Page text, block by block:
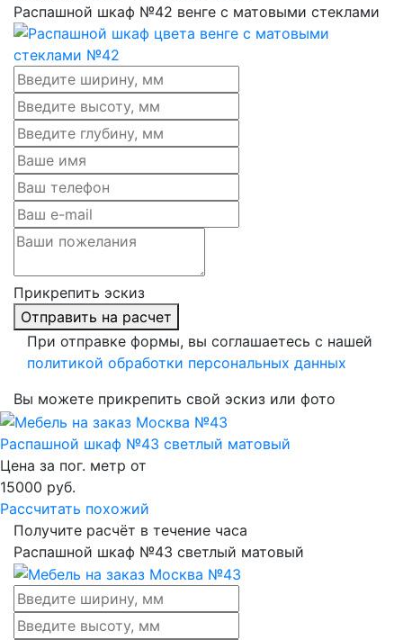
Распашной шкаф №42 венге с матовыми стеклами
Прикрепить эскиз
Отправить на расчет
При отправке формы, вы соглашаетесь с нашей
политикой обработки персональных данных
Вы можете прикрепить свой эскиз или фото
Распашной шкаф №43 светлый матовый
Цена за пог. метр от
15000 руб.
Рассчитать похожий
Получите расчёт в течение часа
Распашной шкаф №43 светлый матовый